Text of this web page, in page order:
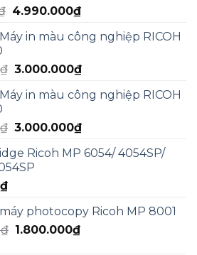
Giá
là:
4.990.000₫Giá
tại
4.990.000₫.
in màu công nghiệp RICOH
₫ Giá
là:
3.000.000₫Giá
tại
3.000.000₫.
in màu công nghiệp RICOH
₫ Giá
là:
5.000.000₫.
3.000.000₫Giá
tại
Ricoh MP 6054/ 4054SP/
₫
photocopy Ricoh MP 8001
₫ Giá
1.800.000₫Giá